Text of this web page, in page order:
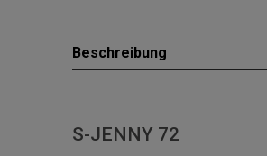
Beschreibung
S-JENNY 72